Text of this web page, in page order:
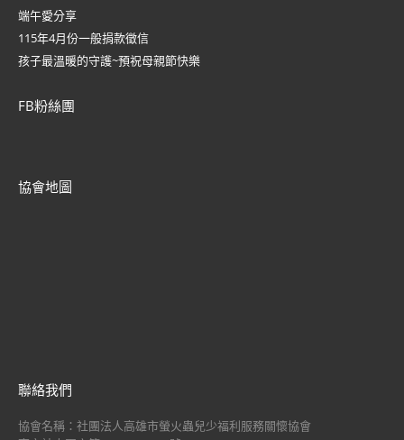
端午愛分享
115年4月份一般捐款徵信
孩子最溫暖的守護~預祝母親節快樂
FB粉絲團
協會地圖
聯絡我們
協會名稱：社團法人高雄市螢火蟲兒少福利服務關懷協會